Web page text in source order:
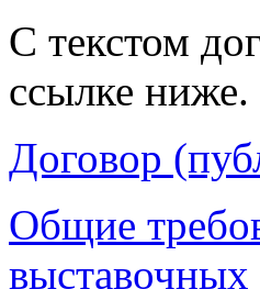
С текстом
ссылке ниже.
Договор
Общие